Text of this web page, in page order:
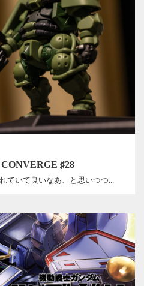
♯28
ていて良いなあ、と思いつつ...